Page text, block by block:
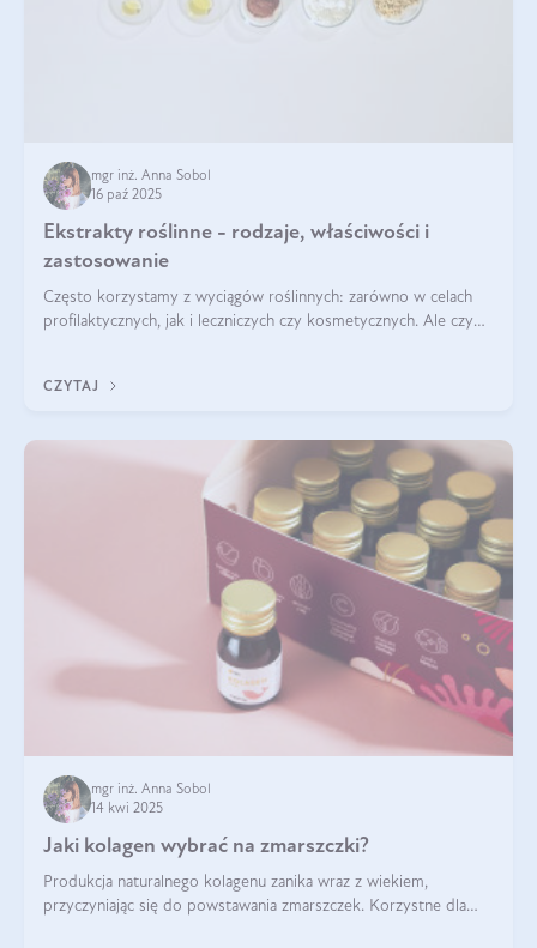
mgr inż. Anna Sobol
16 paź 2025
Ekstrakty roślinne - rodzaje, właściwości i
zastosowanie
Często korzystamy z wyciągów roślinnych: zarówno w celach
profilaktycznych, jak i leczniczych czy kosmetycznych. Ale czy
CZYTAJ
mgr inż. Anna Sobol
14 kwi 2025
Jaki kolagen wybrać na zmarszczki?
Produkcja naturalnego kolagenu zanika wraz z wiekiem,
przyczyniając się do powstawania zmarszczek. Korzystne dla